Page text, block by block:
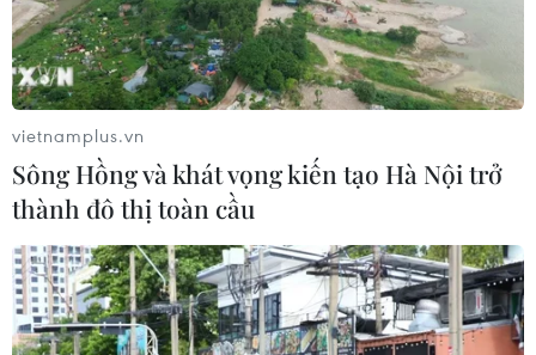
vietnamplus.vn
Sông Hồng và khát vọng kiến tạo Hà Nội trở
thành đô thị toàn cầu